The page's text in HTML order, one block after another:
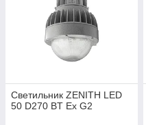
Светильник ZENITH LED
50 D270 BT Ex G2